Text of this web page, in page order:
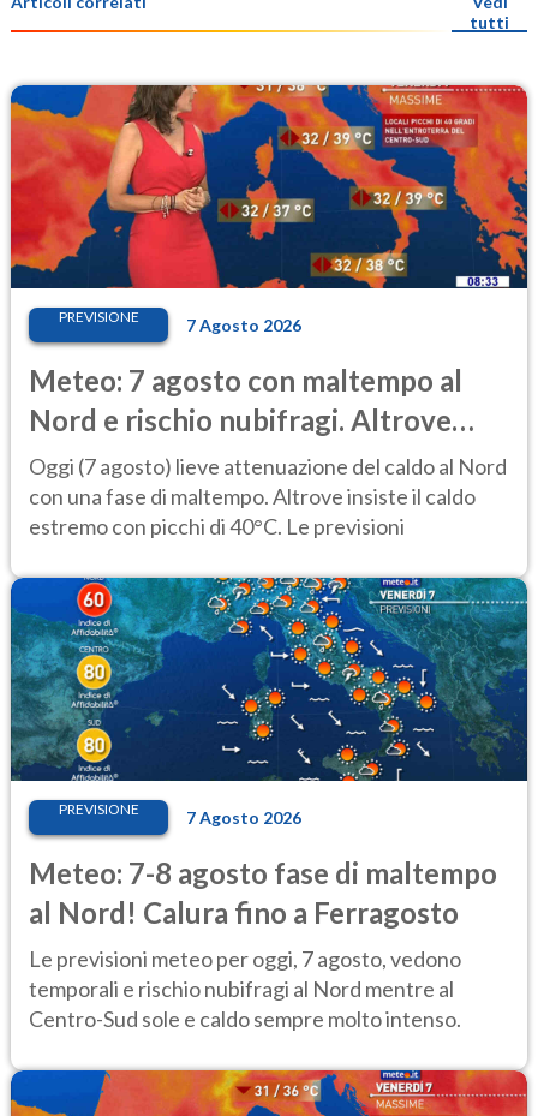
tutti
PREVISIONE 7 Agosto 2026
Meteo: 7 agosto con maltempo al
Nord e rischio nubifragi. Altrove
caldo estremo
Oggi (7 agosto) lieve attenuazione del caldo al Nord
con una fase di maltempo. Altrove insiste il caldo
estremo con picchi di 40°C. Le previsioni
PREVISIONE 7 Agosto 2026
Meteo: 7-8 agosto fase di maltempo
al Nord! Calura fino a Ferragosto
Le previsioni meteo per oggi, 7 agosto, vedono
temporali e rischio nubifragi al Nord mentre al
Centro-Sud sole e caldo sempre molto intenso.